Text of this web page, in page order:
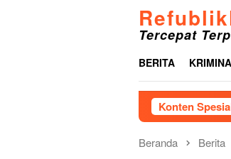
Tercepat
BERITA
Konten
Beranda Berita